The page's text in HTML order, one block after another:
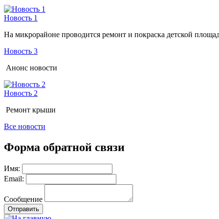
Новость 1
На микрорайоне проводится ремонт и покраска детской
Новость 3
Анонс новости
Новость 2
Ремонт крыши
Все новости
Форма обратной связи
Имя:
Email:
Сообщение